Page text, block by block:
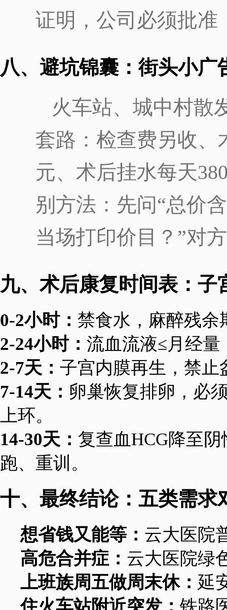
证明，公司必须批准
八、避坑锦囊：街头小广
火车站、城中村散
套路：检查费另收、
元、术后挂水每天
别方法：先问“总价
当场打印价目？”对
九、术后康复时间表：子
0-2小时： 禁食水，麻醉残余
2-24小时： 流血流液≤月经
2-7天： 子宫内膜再生，禁止
7-14天： 卵巢恢复排卵，必
上环。
14-30天： 复查血HCG降至
跑、重训。
十、最终结论：五类需求
想省钱又能等： 云大医院
高危合并症： 云大医院绿
上班族周五做周末休： 延